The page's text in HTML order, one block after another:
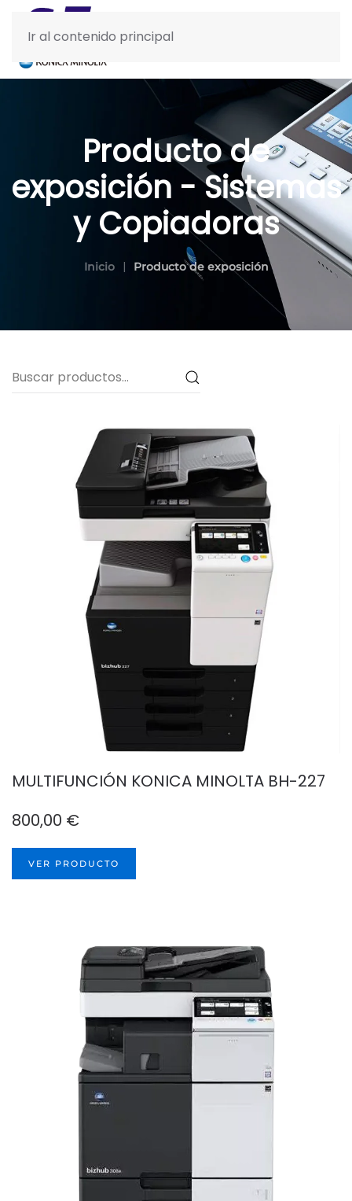
Ir al contenido principal
Producto de
exposición - Sistemas
y Copiadoras
Inicio Producto de exposición
Buscar
por:
MULTIFUNCIÓN KONICA MINOLTA BH-227
800,00 €
VER PRODUCTO